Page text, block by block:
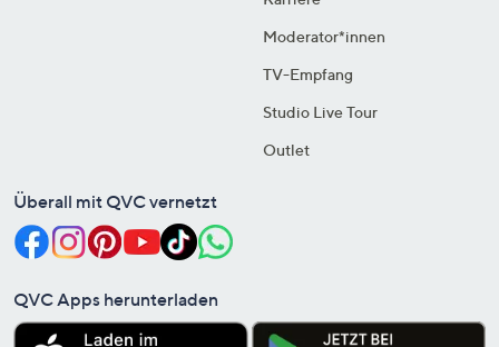
Moderator*innen
TV-Empfang
Studio Live Tour
Outlet
Überall mit QVC vernetzt
QVC Apps herunterladen